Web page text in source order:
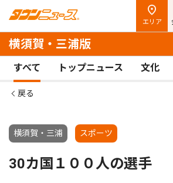
エリア
横須賀・三浦版
すべて トップニュース 文化
戻る
横須賀・三浦 スポーツ
30カ国１００人の選手